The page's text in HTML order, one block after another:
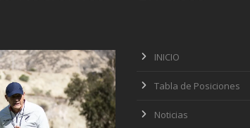
INICIO
Tabla de Posiciones
Noticias